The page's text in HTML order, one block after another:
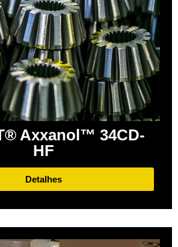
Axxanol™ 34CD-
HF
Detalhes